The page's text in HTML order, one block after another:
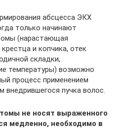
абсцесса ЭКХ
только начинают
(нарастающая
и копчика, отек
складки,
температуры) возможно
процесс применением
внедрившегося пучка волос.
не носят выраженного
медленно, необходимо в